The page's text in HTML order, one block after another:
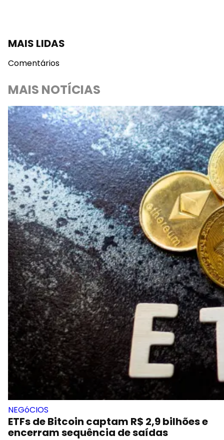
MAIS LIDAS
Comentários
MAIS NOTÍCIAS
NEGóCIOS
ETFs de Bitcoin captam R$ 2,9 bilhões e
encerram sequência de saídas